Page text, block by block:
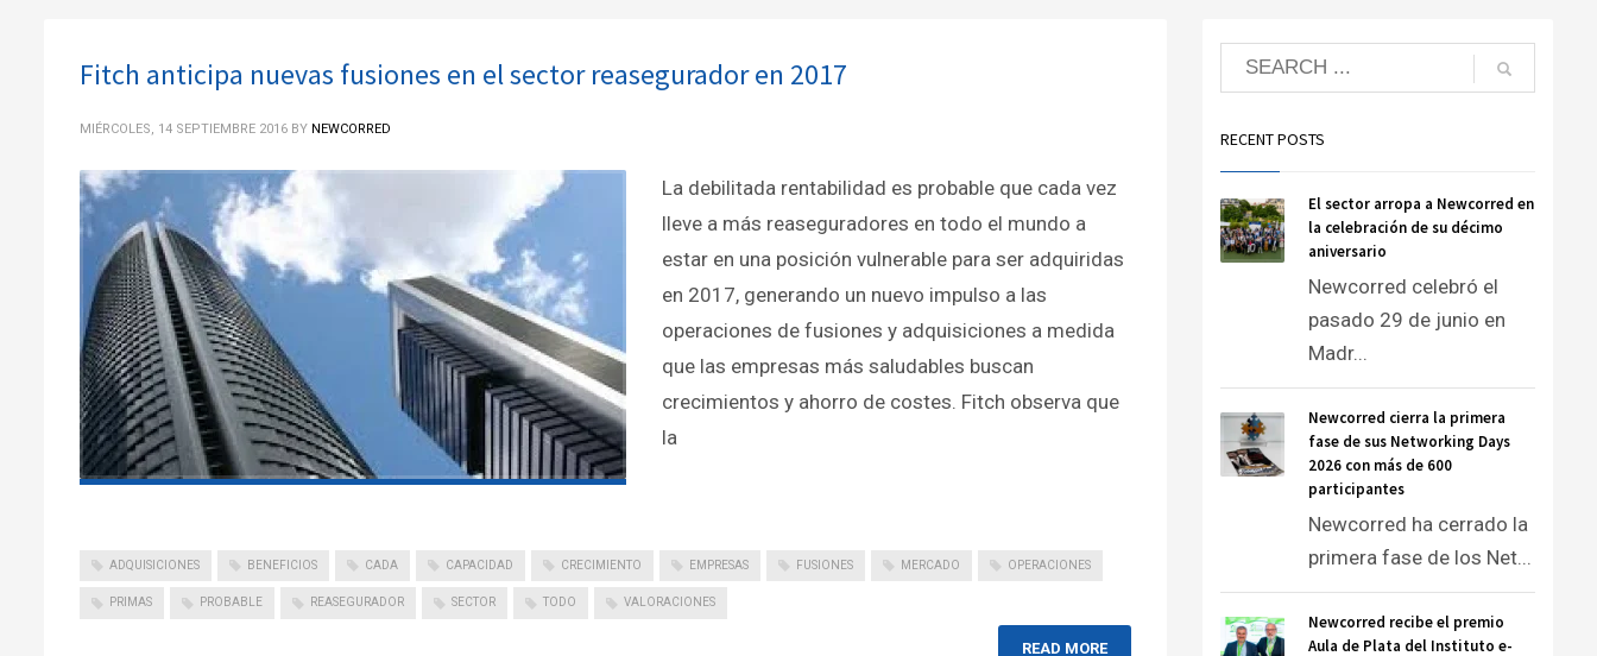
Fitch anticipa nuevas fusiones en el sector reasegurador en 2017
MIÉRCOLES, 14 SEPTIEMBRE 2016 BY NEWCORRED
La debilitada rentabilidad es probable que cada vez
lleve a más reaseguradores en todo el mundo a
estar en una posición vulnerable para ser adquiridas
en 2017, generando un nuevo impulso a las
operaciones de fusiones y adquisiciones a medida
que las empresas más saludables buscan
crecimientos y ahorro de costes. Fitch observa que
la
ADQUISICIONES BENEFICIOS CADA CAPACIDAD CRECIMIENTO EMPRESAS FUSIONES MERCADO OPERACIONES
PRIMAS PROBABLE REASEGURADOR SECTOR TODO VALORACIONES
READ MORE
RECENT POSTS
El sector arropa a Newcorred en
la celebración de su décimo
aniversario
Newcorred celebró el
pasado 29 de junio en
Madr...
Newcorred cierra la primera
fase de sus Networking Days
2026 con más de 600
participantes
Newcorred ha cerrado la
primera fase de los Net...
Newcorred recibe el premio
Aula de Plata del Instituto e-